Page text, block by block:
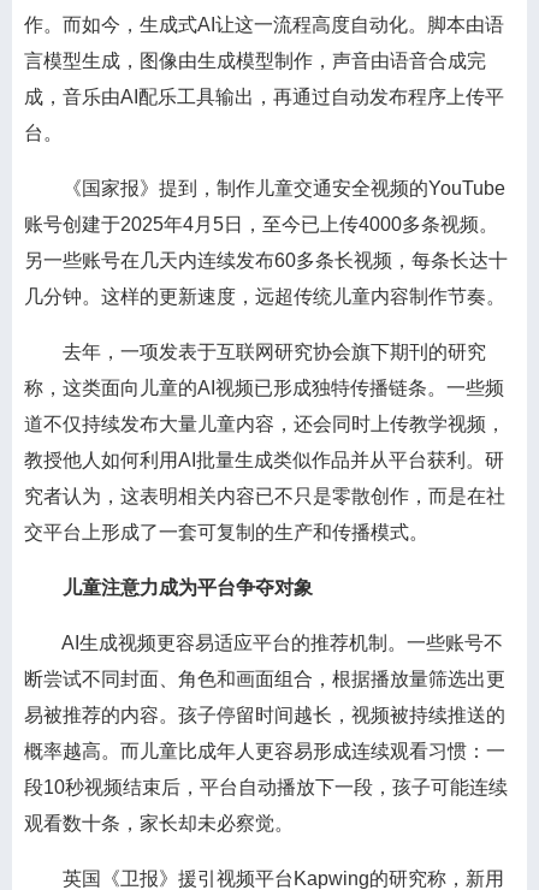
作。而如今，生成式AI让这一流程高度自动化。脚本由语
言模型生成，图像由生成模型制作，声音由语音合成完
成，音乐由AI配乐工具输出，再通过自动发布程序上传平
台。
《国家报》提到，制作儿童交通安全视频的YouTube
账号创建于2025年4月5日，至今已上传4000多条视频。
另一些账号在几天内连续发布60多条长视频，每条长达十
几分钟。这样的更新速度，远超传统儿童内容制作节奏。
去年，一项发表于互联网研究协会旗下期刊的研究
称，这类面向儿童的AI视频已形成独特传播链条。一些频
道不仅持续发布大量儿童内容，还会同时上传教学视频，
教授他人如何利用AI批量生成类似作品并从平台获利。研
究者认为，这表明相关内容已不只是零散创作，而是在社
交平台上形成了一套可复制的生产和传播模式。
儿童注意力成为平台争夺对象
AI生成视频更容易适应平台的推荐机制。一些账号不
断尝试不同封面、角色和画面组合，根据播放量筛选出更
易被推荐的内容。孩子停留时间越长，视频被持续推送的
概率越高。而儿童比成年人更容易形成连续观看习惯：一
段10秒视频结束后，平台自动播放下一段，孩子可能连续
观看数十条，家长却未必察觉。
英国《卫报》援引视频平台Kapwing的研究称，新用